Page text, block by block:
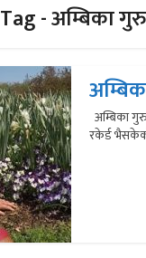
Tag - अम्बिका
अम्बिका
रकेर्ड